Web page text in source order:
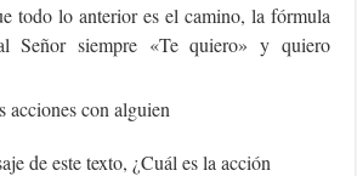
todo lo anterior es el camino, la fórmula
Señor siempre «Te quiero» y quiero
acciones con alguien
de este texto, ¿Cuál es la acción